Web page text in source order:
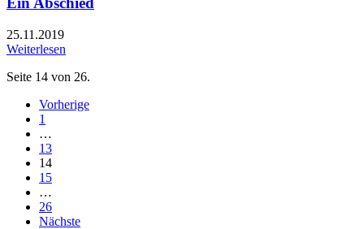
25.11.2019
Weiterlesen
Seite 14 von 26.
Vorherige
1
…
13
14
15
…
26
Nächste